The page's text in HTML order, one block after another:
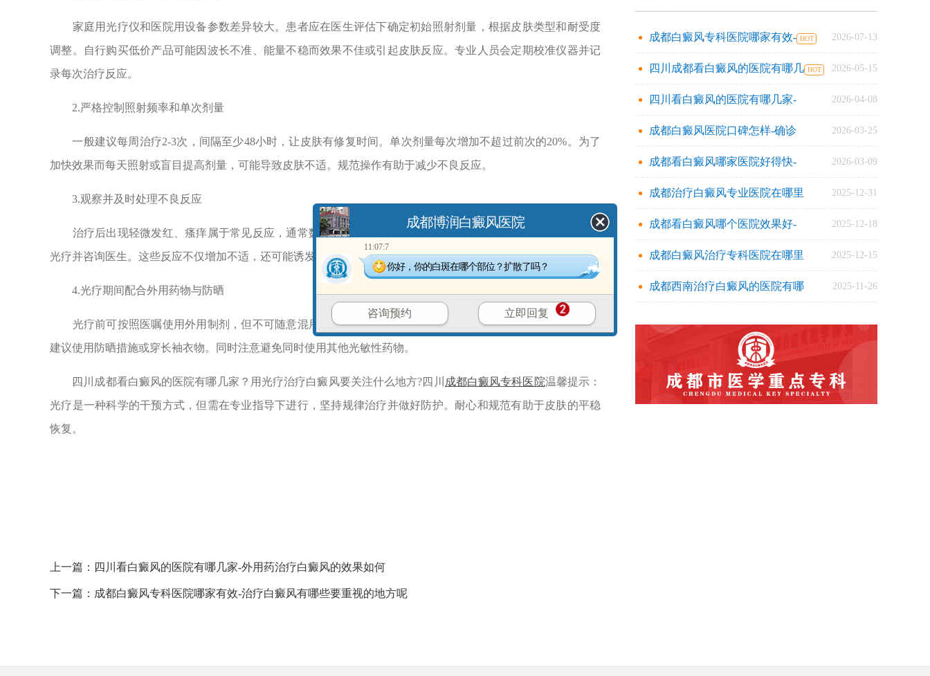
家庭用光疗仪和医院用设备参数差异较大。患者应在医生评估下确定初始照射剂量，根据皮肤类型和耐受度
调整。自行购买低价产品可能因波长不准、能量不稳而效果不佳或引起皮肤反应。专业人员会定期校准仪器并记
录每次治疗反应。
2.严格控制照射频率和单次剂量
一般建议每周治疗2-3次，间隔至少48小时，让皮肤有修复时间。单次剂量每次增加不超过前次的20%。为了
加快效果而每天照射或盲目提高剂量，可能导致皮肤不适。规范操作有助于减少不良反应。
3.观察并及时处理不良反应
治疗后出现轻微发红、瘙痒属于常见反应，通常数小时内消退。但如果出现明显疼痛、水疱或破损，应暂停
光疗并咨询医生。这些反应不仅增加不适，还可能诱发同形反应。涂抹温和的保湿霜可缓解皮肤干燥。
4.光疗期间配合外用药物与防晒
光疗前可按照医嘱使用外用制剂，但不可随意混用多种产品。治疗后24小时内照射区域对阳光更敏感，出门
建议使用防晒措施或穿长袖衣物。同时注意避免同时使用其他光敏性药物。
四川成都看白癜风的医院有哪几家？用光疗治疗白癜风要关注什么地方?四川 成都白癜风专科医院温馨提示：
光疗是一种科学的干预方式，但需在专业指导下进行，坚持规律治疗并做好防护。耐心和规范有助于皮肤的平稳
恢复。
上一篇： 四川看白癜风的医院有哪几家-外用药治疗白癜风的效果如何
下一篇： 成都白癜风专科医院哪家有效-治疗白癜风有哪些要重视的地方呢
成都白癜风专科医院哪家有效- 2026-07-13
四川成都看白癜风的医院有哪几 2026-05-15
四川看白癜风的医院有哪几家- 2026-04-08
成都白癜风医院口碑怎样-确诊 2026-03-25
成都看白癜风哪家医院好得快- 2026-03-09
成都治疗白癜风专业医院在哪里 2025-12-31
成都看白癜风哪个医院效果好- 2025-12-18
成都白癜风治疗专科医院在哪里 2025-12-15
成都西南治疗白癜风的医院有哪 2025-11-26
成都博润白癜风医院
11:07:7
你好，你的白斑在哪个部位？扩散了吗？
咨询预约 立即回复